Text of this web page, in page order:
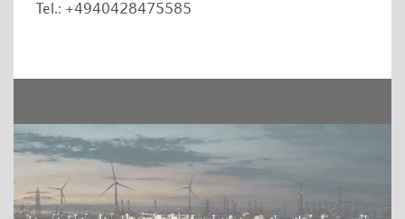
Tel.: +4940428475585